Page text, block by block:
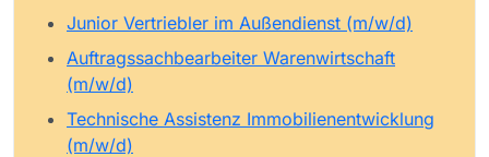
Junior Vertriebler im Außendienst (m/w/d)
Auftragssachbearbeiter Warenwirtschaft
(m/w/d)
Technische Assistenz Immobilienentwicklung
(m/w/d)